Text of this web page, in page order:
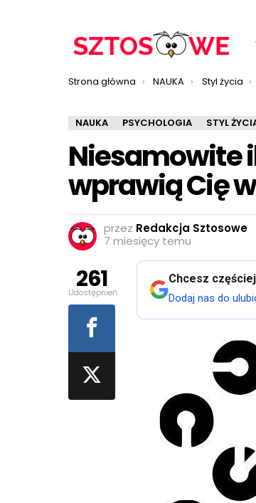
Jesteś tutaj:
Strona główna NAUKA Styl życia
NAUKA PSYCHOLOGIA STYL
Niesamowite
wprawią Cię
przez Redakcja Sztosowe
7 miesięcy temu
Chcesz
Dodaj nas do
261
Udostępnień